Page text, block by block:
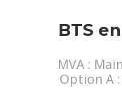
BTS
MVA :
Option A